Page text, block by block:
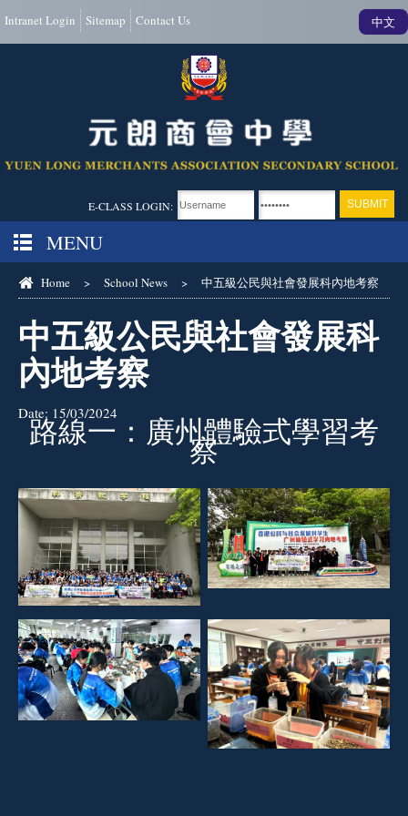
Intranet Login Sitemap Contact Us 中文
E-CLASS LOGIN:
MENU
Home > School News > 中五級公民與社會發展科內地考察
中五級公民與社會發展科
內地考察
Date: 15/03/2024
路線一：廣州體驗式學習考
察